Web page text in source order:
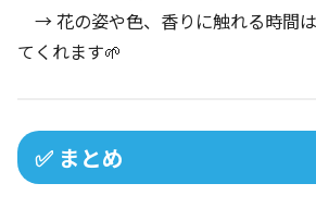
→ 花の姿や色、香りに触れる時間
てくれます🌱
✅ まとめ